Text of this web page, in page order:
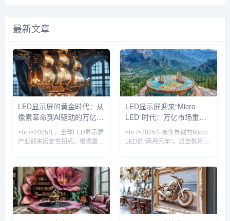
最新文章
LED显示屏的黄金时代：从
像素革命到AI驱动的万亿级
视觉生态
<br />2025年，全球LED显示屏
产业迎来历史性拐点。根据最新
亿美元，同比增长23.7%。这背
后的核心驱动力，来自Mini
LED和Micro LED技术的商业化
落地彻底打破了传统小间距LED
的天花板。利亚德、洲明科技、
艾比森等头部企业相继推出P0.3
LED显示屏迎来“Micro
LED”时代：万亿市场重塑
视觉革命
<br />2025年被业界视为Micro
LED的“商用元年”。过去数月
屏，像素间距突破至P0.3以下，
亮度超过10000尼特，而功耗较
传统OLED降低40%。更关键的
是，巨量转移技术的良率首次突
破99.99%，使得生产成本较去
年下降近六成。这意味着，曾经